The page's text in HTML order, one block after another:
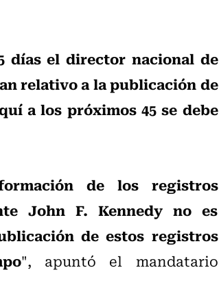
días el director nacional de
relativo a la publicación de
a los próximos 45 se debe
de los registros
John F. Kennedy no es
de estos registros
", apuntó el mandatario